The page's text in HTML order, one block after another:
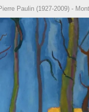
Paulin (1927-2009) -